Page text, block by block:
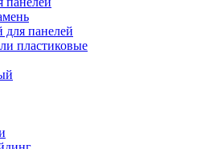
панелей
пластиковые